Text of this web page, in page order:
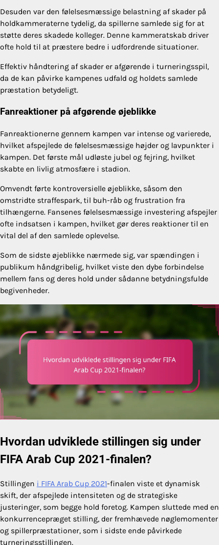
Desuden var den følelsesmæssige belastning af skader på
holdkammeraterne tydelig, da spillerne samlede sig for at
støtte deres skadede kolleger. Denne kammeratskab driver
ofte hold til at præstere bedre i udfordrende situationer.
Effektiv håndtering af skader er afgørende i turneringsspil,
da de kan påvirke kampenes udfald og holdets samlede
præstation betydeligt.
Fanreaktioner på afgørende øjeblikke
Fanreaktionerne gennem kampen var intense og varierede,
hvilket afspejlede de følelsesmæssige højder og lavpunkter i
kampen. Det første mål udløste jubel og fejring, hvilket
skabte en livlig atmosfære i stadion.
Omvendt førte kontroversielle øjeblikke, såsom den
omstridte straffespark, til buh-råb og frustration fra
tilhængerne. Fansenes følelsesmæssige investering afspejler
ofte indsatsen i kampen, hvilket gør deres reaktioner til en
vital del af den samlede oplevelse.
Som de sidste øjeblikke nærmede sig, var spændingen i
publikum håndgribelig, hvilket viste den dybe forbindelse
mellem fans og deres hold under sådanne betydningsfulde
begivenheder.
Hvordan udviklede stillingen sig under
FIFA Arab Cup 2021-finalen?
Stillingen i FIFA Arab Cup 2021-finalen viste et dynamisk
skift, der afspejlede intensiteten og de strategiske
justeringer, som begge hold foretog. Kampen sluttede med en
konkurrencepræget stilling, der fremhævede nøglemomenter
og spillerpræstationer, som i sidste ende påvirkede
turneringsstillingen.